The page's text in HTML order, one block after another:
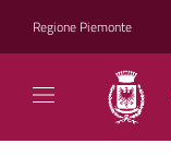
Regione Piemonte